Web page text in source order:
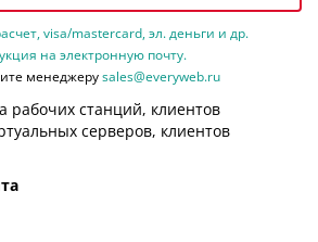
visa/mastercard, эл. деньги и др.
на электронную почту.
менеджеруsales@everyweb.ru
рабочих станций, клиентов
серверов, клиентов